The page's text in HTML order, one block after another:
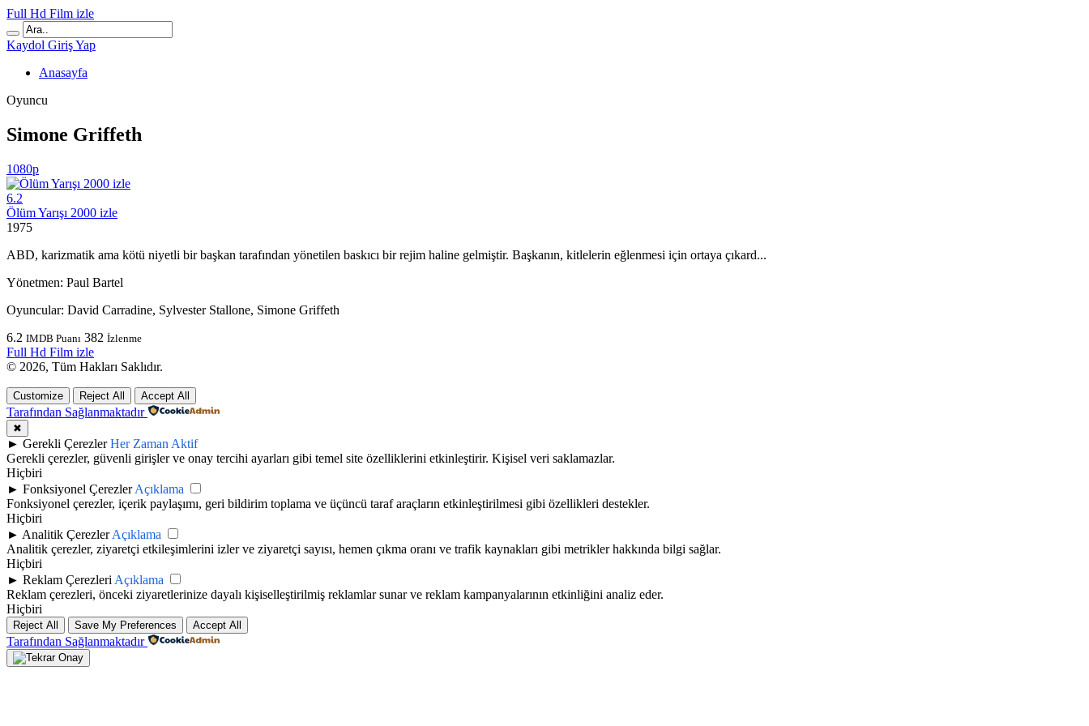
Full Hd Film izle
Kaydol Giriş Yap
Anasayfa
Oyuncu
Simone Griffeth
1080p
6.2
Ölüm Yarışı 2000 izle
1975
ABD, karizmatik ama kötü niyetli bir başkan tarafından yönetilen baskıcı bir rejim haline gelmiştir. Başkanın, kitlelerin eğlenmesi için ortaya çıkard...
Yönetmen: Paul Bartel
Oyuncular: David Carradine, Sylvester Stallone, Simone Griffeth
6.2 IMDB Puanı 382 İzlenme
Full Hd Film izle
© 2026, Tüm Hakları Saklıdır.
Customize Reject All Accept All
Tarafından Sağlanmaktadır
✖
► Gerekli Çerezler Her Zaman Aktif
Gerekli çerezler, güvenli girişler ve onay tercihi ayarları gibi temel site özelliklerini etkinleştirir. Kişisel veri saklamazlar.
Hiçbiri
► Fonksiyonel Çerezler Açıklama
Fonksiyonel çerezler, içerik paylaşımı, geri bildirim toplama ve üçüncü taraf araçların etkinleştirilmesi gibi özellikleri destekler.
Hiçbiri
► Analitik Çerezler Açıklama
Analitik çerezler, ziyaretçi etkileşimlerini izler ve ziyaretçi sayısı, hemen çıkma oranı ve trafik kaynakları gibi metrikler hakkında bilgi sağlar.
Hiçbiri
► Reklam Çerezleri Açıklama
Reklam çerezleri, önceki ziyaretlerinize dayalı kişiselleştirilmiş reklamlar sunar ve reklam kampanyalarının etkinliğini analiz eder.
Hiçbiri
Reject All Save My Preferences Accept All
Tarafından Sağlanmaktadır